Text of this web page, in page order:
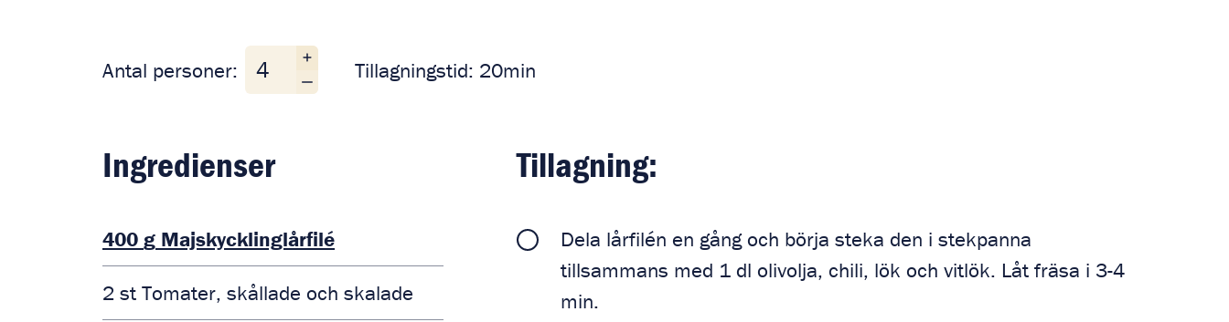
Antal personer: Antal personerTillagningstid: 20min
Ingredienser
400 g Majskycklinglårfilé
2 st Tomater, skållade och skalade
Tillagning:
Dela lårfilén en gång och börja steka den i stekpanna
tillsammans med 1 dl olivolja, chili, lök och vitlök. Låt fräsa i 3-4
min.